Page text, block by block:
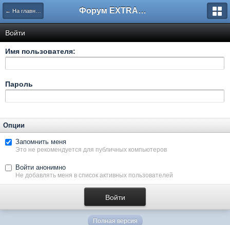
← На главную Форум EXTRACTOR.ru
Войти
Имя пользователя:
Пароль
Опции
Запомнить меня
Это не рекомендуется для публичных компьютеров
Войти анонимно
Не добавлять меня в список активных пользователей
Полная версия